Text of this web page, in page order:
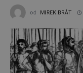
od MIREK BRÁT